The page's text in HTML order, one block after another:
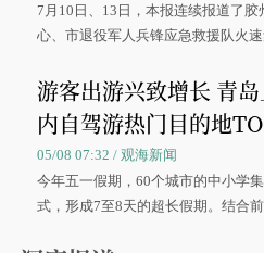
7月10日、13日，本报连续报道了
心、市退役军人兵锋应急救援队火
游客出游兴致增长 青
内自驾游热门目的地
05/08 07:32 / 观海新闻
今年五一假期，60个城市的中小学
式，形成7至8天的超长假期。结合